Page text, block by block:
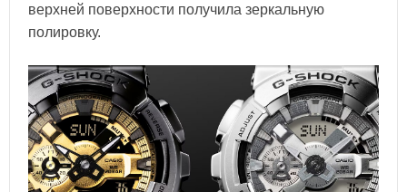
верхней поверхности получила зеркальную
полировку.